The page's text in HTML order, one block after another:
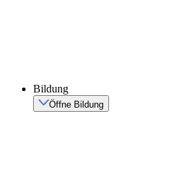
Bildung
Öffne Bildung